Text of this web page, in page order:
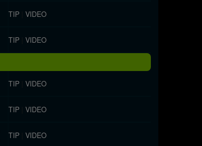
TIP VIDEO
TIP VIDEO
TIP VIDEO
TIP VIDEO
TIP VIDEO